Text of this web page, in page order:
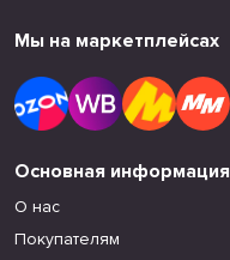
Мы на маркетплейсах
Основная информация
О нас
Покупателям